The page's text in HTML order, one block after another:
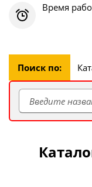
Время
Поиск по: